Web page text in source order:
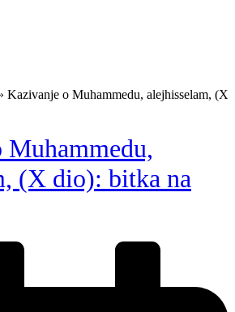
Kazivanje o Muhammedu, alejhisselam, (X
(X dio): bitka na